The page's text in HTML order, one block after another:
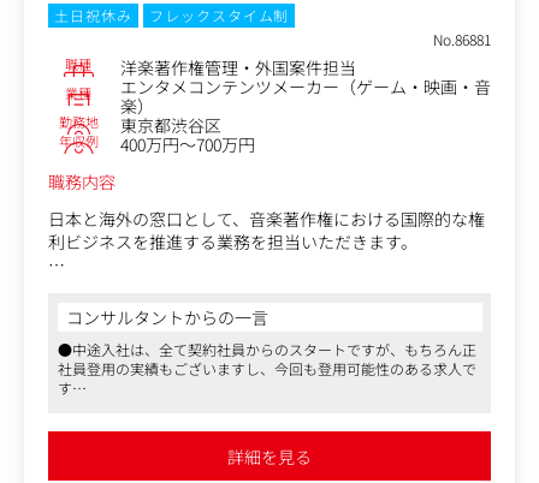
土日祝休み
フレックスタイム制
No.86881
職種 洋楽著作権管理・外国案件担当
業種
エンタメコンテンツメーカー（ゲーム・映画・音
楽）
勤務地 東京都渋谷区
年収例
400万円～700万円
職務内容
日本と海外の窓口として、音楽著作権における国際的な権
利ビジネスを推進する業務を担当いただきます。
・外国楽曲の日本国内での著作権管理・契約交渉・ライセ
ンス（サブパブリッシャー業務）
・自社管理楽曲の海外展開の促進・現地出版社を通じた使
用料徴収
・日本人作家と海外作家との共作（コライト）における権
・海外音楽出版社や海外作家とのコミュニケーション・英
文契約書締結・印税再分配
コンサルタントからの一言
●中途入社は、全て契約社員からのスタートですが、もちろん正
社員登用の実績もございますし、今回も登用可能性のある求人で
す
詳細を見る